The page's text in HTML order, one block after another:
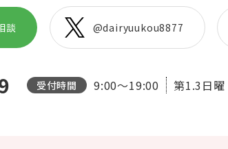
談 @dairyuukou8877
受付時間 9:00～19:00 第1.3日曜